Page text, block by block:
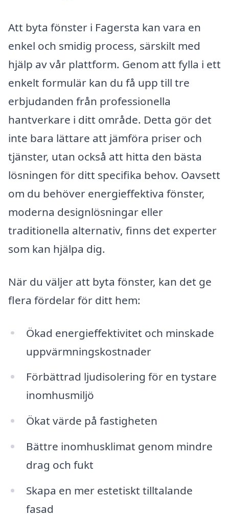
Att byta fönster i Fagersta kan vara en
enkel och smidig process, särskilt med
hjälp av vår plattform. Genom att fylla i ett
enkelt formulär kan du få upp till tre
erbjudanden från professionella
hantverkare i ditt område. Detta gör det
inte bara lättare att jämföra priser och
tjänster, utan också att hitta den bästa
lösningen för ditt specifika behov. Oavsett
om du behöver energieffektiva fönster,
moderna designlösningar eller
traditionella alternativ, finns det experter
som kan hjälpa dig.
När du väljer att byta fönster, kan det ge
flera fördelar för ditt hem:
Ökad energieffektivitet och minskade
uppvärmningskostnader
Förbättrad ljudisolering för en tystare
inomhusmiljö
Ökat värde på fastigheten
Bättre inomhusklimat genom mindre
drag och fukt
Skapa en mer estetiskt tilltalande
fasad